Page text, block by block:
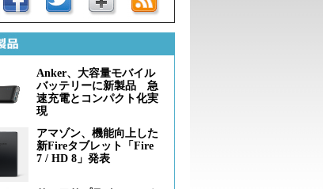
Anker、大容量モバイル
バッテリーに新製品 急
速充電とコンパクト化実
現
アマゾン、機能向上した
新Fireタブレット「Fire
7 / HD 8」発表